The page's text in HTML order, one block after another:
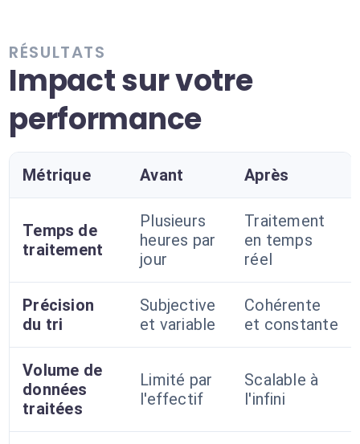
RÉSULTATS
Impact sur votre
performance
Métrique Avant Après
Temps de
traitement
Plusieurs
heures par
jour
Traitement
en temps
réel
Précision
du tri
Subjective
et variable
Cohérente
et constante
Volume de
données
traitées
Limité par
l'effectif
Scalable à
l'infini